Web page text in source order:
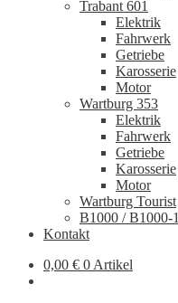
Trabant 601
Elektrik
Fahrwerk
Getriebe
Karosserie
Motor
Wartburg 353
Elektrik
Fahrwerk
Getriebe
Karosserie
Motor
Wartburg Tourist
B1000 / B1000-1
Kontakt
0,00 € 0 Artikel